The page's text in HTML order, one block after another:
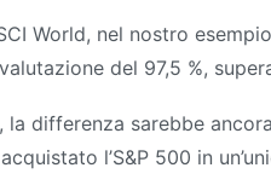
World, nel nostro
del 97,5 %,
la differenza sarebbe
l’S&P 500 in